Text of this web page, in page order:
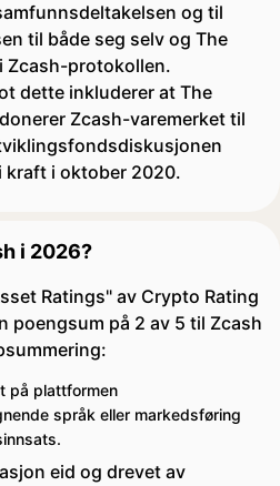
og til
til både seg selv og The
Zcash-protokollen.
dette inkluderer at The
Zcash-varemerket til
kraft i oktober 2020.
i 2026?
Ratings" av Crypto Rating
poengsum på 2 av 5 til Zcash
på plattformen
språk eller markedsføring
eid og drevet av